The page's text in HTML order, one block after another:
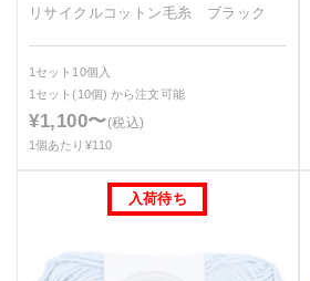
リサイクルコットン毛糸 ブラック
1セット10個入
1セット(10個)から注文可能
¥1,100〜(税込)
1個あたり¥110